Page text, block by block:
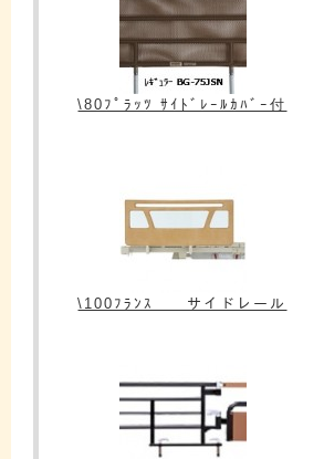
\80ﾌﾟﾗｯﾂ ｻｲﾄﾞﾚｰﾙｶﾊﾞｰ付
\100ﾌﾗﾝｽ サイドレール